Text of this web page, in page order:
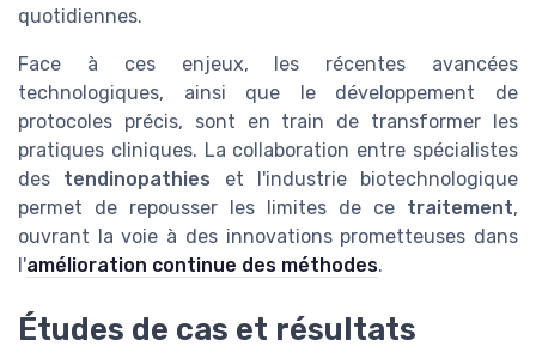
quotidiennes.
Face à ces enjeux, les récentes avancées
technologiques, ainsi que le développement de
protocoles précis, sont en train de transformer les
pratiques cliniques. La collaboration entre spécialistes
des tendinopathies et l'industrie biotechnologique
permet de repousser les limites de ce traitement,
ouvrant la voie à des innovations prometteuses dans
l'amélioration continue des méthodes.
Études de cas et résultats